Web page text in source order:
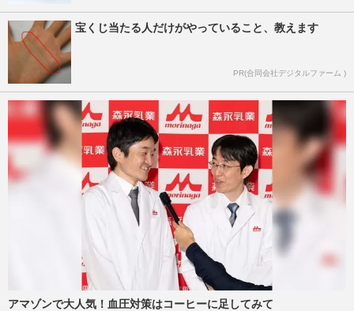
宝くじ当たる人だけがやっていること、教えます
PR(合同会社デジタルファーム )
アマゾンで大人気！血圧対策はコーヒーに足してみて